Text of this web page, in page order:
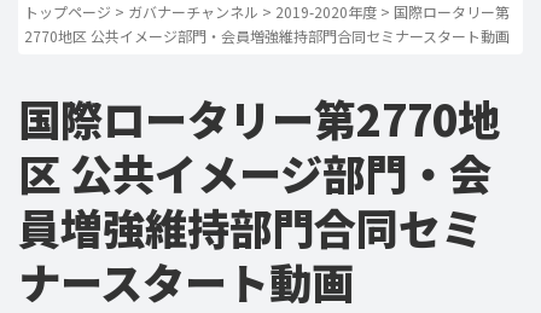
トップページ > ガバナーチャンネル > 2019-2020年度 > 国際ロータリー第
2770地区 公共イメージ部門・会員増強維持部門合同セミナースタート動画
国際ロータリー第2770地
区 公共イメージ部門・会
員増強維持部門合同セミ
ナースタート動画